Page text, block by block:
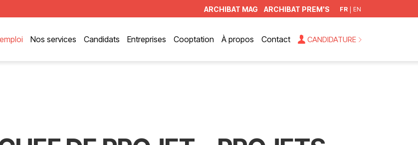
ARCHIBAT MAG ARCHIBAT PREM'S FR EN
Nos services Candidats Entreprises Cooptation À propos Contact CANDIDATURE